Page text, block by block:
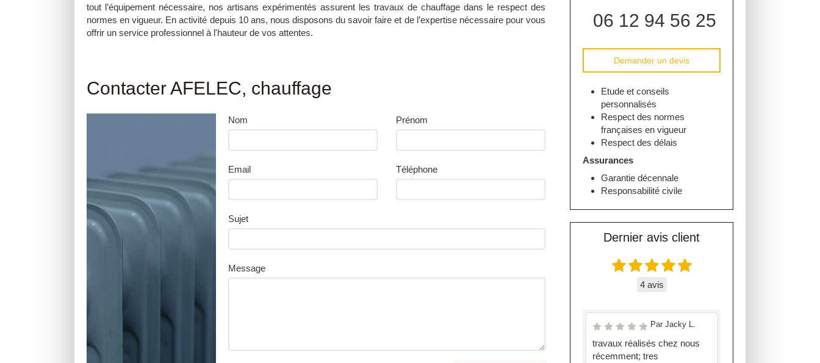
tout l’équipement nécessaire, nos artisans expérimentés assurent les travaux de chauffage dans le respect des
normes en vigueur. En activité depuis 10 ans, nous disposons du savoir faire et de l’expertise nécessaire pour vous
offrir un service professionnel à l'hauteur de vos attentes.
Contacter AFELEC, chauffage
Nom Prénom
Email Téléphone
Sujet
Message
06 12 94 56 25
Demander un devis
Etude et conseils
personnalisés
Respect des normes
françaises en vigueur
Respect des délais
Assurances
Garantie décennale
Responsabilité civile
Dernier avis client
4 avis
Par Jacky L.
travaux réalisés chez nous
récemment; tres